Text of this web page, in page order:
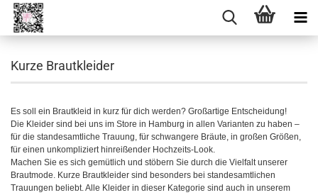
Kurze Brautkleider
Es soll ein Brautkleid in kurz für dich werden? Großartige Entscheidung!
Die Kleider sind bei uns im Store in Hamburg in allen Varianten zu haben –
für die standesamtliche Trauung, für schwangere Bräute, in großen Größen,
für einen unkompliziert hinreißender Hochzeits-Look. ​
Machen Sie es sich gemütlich und stöbern Sie durch die Vielfalt unserer
Brautmode. Kurze Brautkleider sind besonders bei standesamtlichen
Trauungen beliebt. Alle Kleider in dieser Kategorie sind auch in unserem